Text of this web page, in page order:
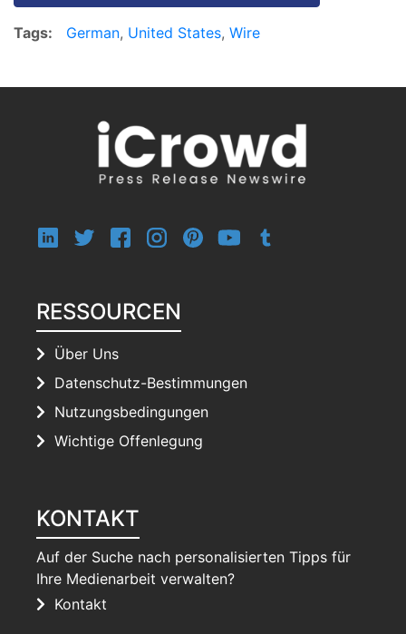
Tags: German, United States, Wire
RESSOURCEN
Über Uns
Datenschutz-Bestimmungen
Nutzungsbedingungen
Wichtige Offenlegung
KONTAKT
Auf der Suche nach personalisierten Tipps für
Ihre Medienarbeit verwalten?
Kontakt